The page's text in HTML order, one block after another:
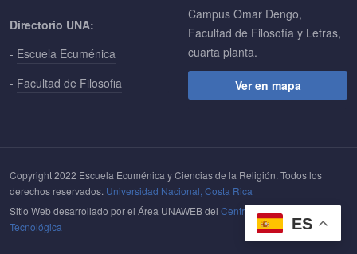
ES
Directorio UNA:
- Escuela Ecuménica
- Facultad de Filosofia
Campus Omar Dengo,
Facultad de Filosofía y Letras,
cuarta planta.
Ver en mapa
Copyright 2022 Escuela Ecuménica y Ciencias de la Religión. Todos los
derechos reservados. Universidad Nacional, Costa Rica
Sitio Web desarrollado por el Área UNAWEB del Centro de Gestión
Tecnológica